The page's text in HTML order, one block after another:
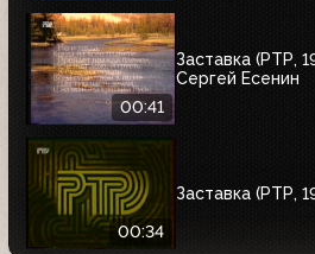
00:41
Заставка (РТР,
Сергей Есенин
00:34
Заставка (РТР,